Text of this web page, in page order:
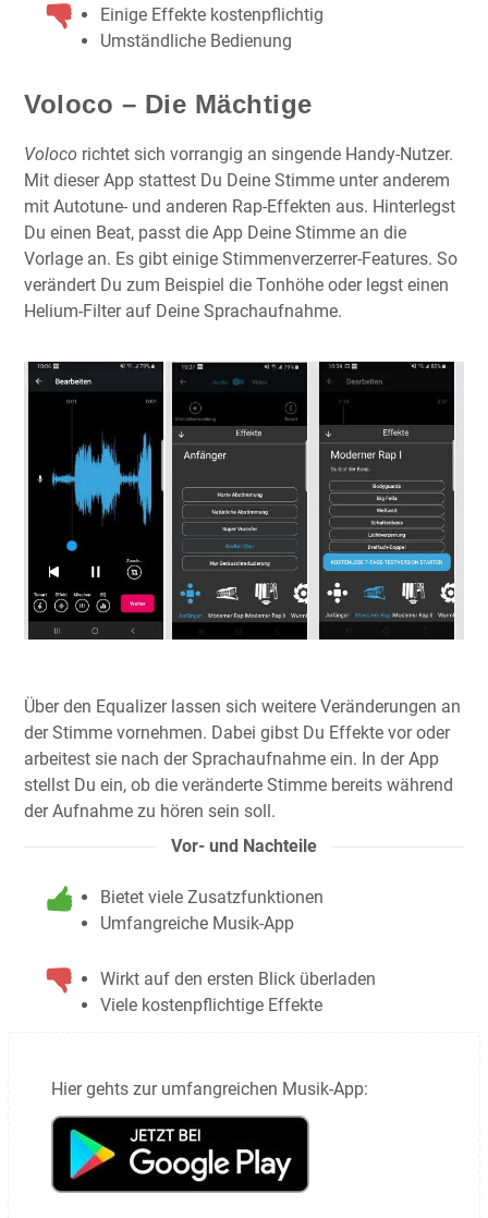
Einige Effekte kostenpflichtig
Umständliche Bedienung
Voloco – Die Mächtige
Voloco richtet sich vorrangig an singende Handy-Nutzer.
Mit dieser App stattest Du Deine Stimme unter anderem
mit Autotune- und anderen Rap-Effekten aus. Hinterlegst
Du einen Beat, passt die App Deine Stimme an die
Vorlage an. Es gibt einige Stimmenverzerrer-Features. So
verändert Du zum Beispiel die Tonhöhe oder legst einen
Helium-Filter auf Deine Sprachaufnahme.
Über den Equalizer lassen sich weitere Veränderungen an
der Stimme vornehmen. Dabei gibst Du Effekte vor oder
arbeitest sie nach der Sprachaufnahme ein. In der App
stellst Du ein, ob die veränderte Stimme bereits während
der Aufnahme zu hören sein soll.
Vor- und Nachteile
Bietet viele Zusatzfunktionen
Umfangreiche Musik-App
Wirkt auf den ersten Blick überladen
Viele kostenpflichtige Effekte
Hier gehts zur umfangreichen Musik-App: